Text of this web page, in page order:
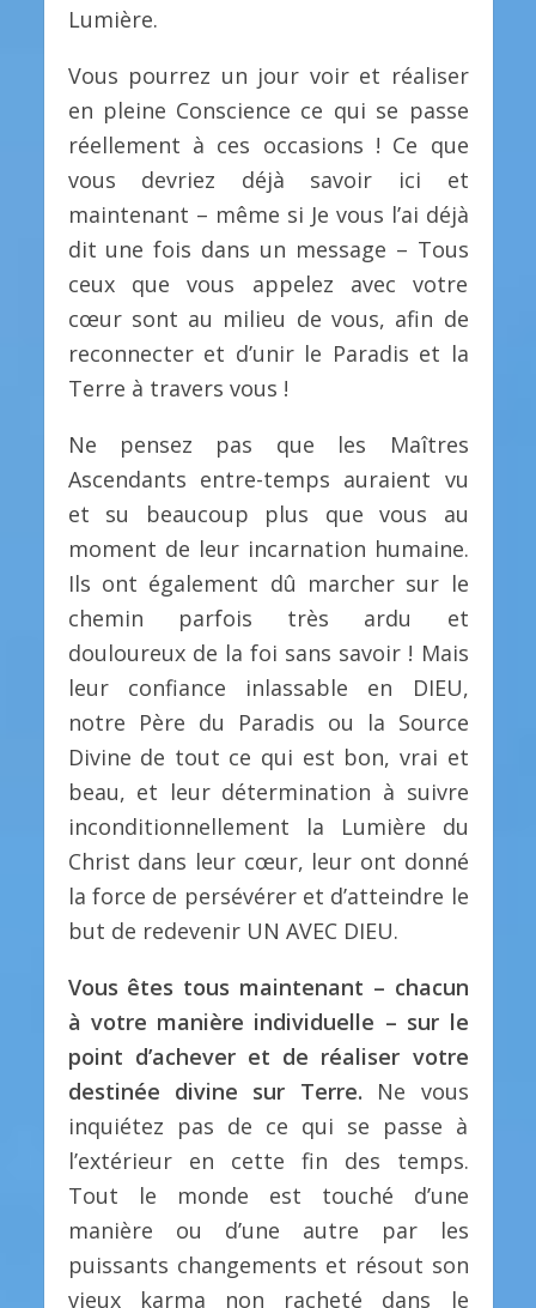
Lumière.
Vous pourrez un jour voir et réaliser
en pleine Conscience ce qui se passe
réellement à ces occasions ! Ce que
vous devriez déjà savoir ici et
maintenant – même si Je vous l’ai déjà
dit une fois dans un message – Tous
ceux que vous appelez avec votre
cœur sont au milieu de vous, afin de
reconnecter et d’unir le Paradis et la
Terre à travers vous !
Ne pensez pas que les Maîtres
Ascendants entre-temps auraient vu
et su beaucoup plus que vous au
moment de leur incarnation humaine.
Ils ont également dû marcher sur le
chemin parfois très ardu et
douloureux de la foi sans savoir ! Mais
leur confiance inlassable en DIEU,
notre Père du Paradis ou la Source
Divine de tout ce qui est bon, vrai et
beau, et leur détermination à suivre
inconditionnellement la Lumière du
Christ dans leur cœur, leur ont donné
la force de persévérer et d’atteindre le
but de redevenir UN AVEC DIEU.
Vous êtes tous maintenant – chacun
à votre manière individuelle – sur le
point d’achever et de réaliser votre
destinée divine sur Terre. Ne vous
inquiétez pas de ce qui se passe à
l’extérieur en cette fin des temps.
Tout le monde est touché d’une
manière ou d’une autre par les
puissants changements et résout son
vieux karma non racheté dans le